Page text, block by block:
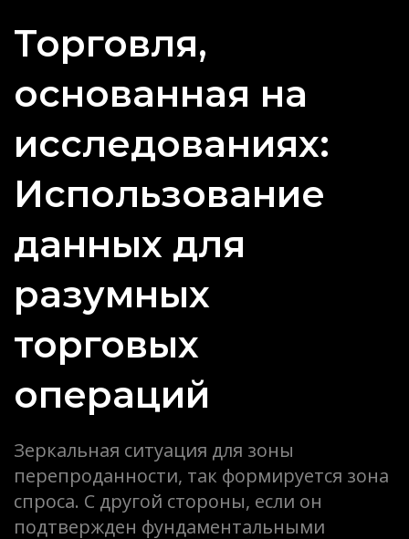
Торговля,
основанная на
исследованиях:
Использование
данных для
разумных
торговых
операций
Зеркальная ситуация для зоны
перепроданности, так формируется зона
спроса. С другой стороны, если он
подтвержден фундаментальными